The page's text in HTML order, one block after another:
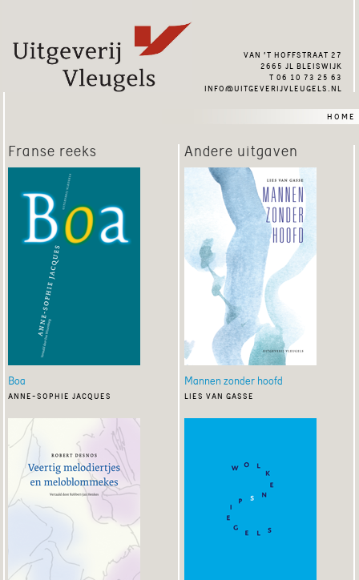
van ’t hoffstraat 27
2665 jl bleiswijk
t 06 10 73 25 63
info@uitgeverijvleugels.nl
home
Franse reeks
Boa
anne-sophie jacques
Andere uitgaven
Mannen zonder hoofd
lies van gasse